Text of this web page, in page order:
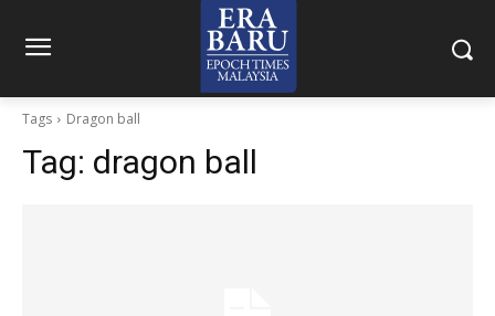
Tags Dragon ball
Tag: dragon ball